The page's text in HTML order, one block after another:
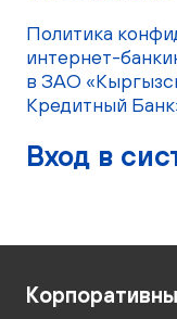
Политика
интернет-
в ЗАО
Кредитный
Вход в